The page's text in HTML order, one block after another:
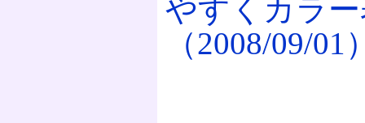
やすくカラ
（2008/09/01